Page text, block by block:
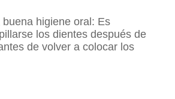
higiene oral: Es
los dientes después de
de volver a colocar los